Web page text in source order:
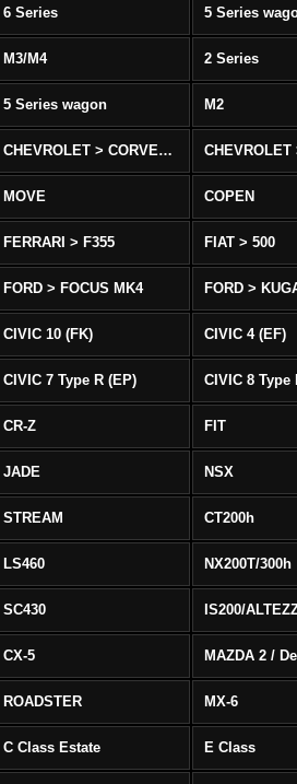
6 Series 5 Series
M3/M4 2 Series
5 Series wagon M2
CHEVROLET > CORVETTE C5/C6
MOVE COPEN
FERRARI > F355 FIAT > 500
FORD > FOCUS MK4 FORD >
CIVIC 10 (FK) CIVIC 4 (EF)
CIVIC 7 Type R (EP) CIVIC 8 Type
CR-Z FIT
JADE NSX
STREAM CT200h
LS460 NX200T/300h
SC430 IS200/
CX-5 MAZDA 2 /
ROADSTER MX-6
C Class Estate E Class